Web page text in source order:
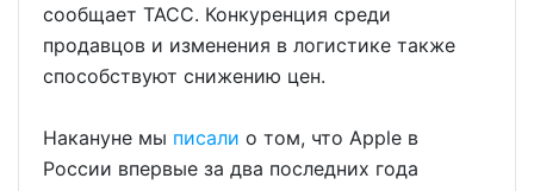
сообщает ТАСС. Конкуренция среди
продавцов и изменения в логистике также
способствуют снижению цен.
Накануне мы писали о том, что Apple в
России впервые за два последних года